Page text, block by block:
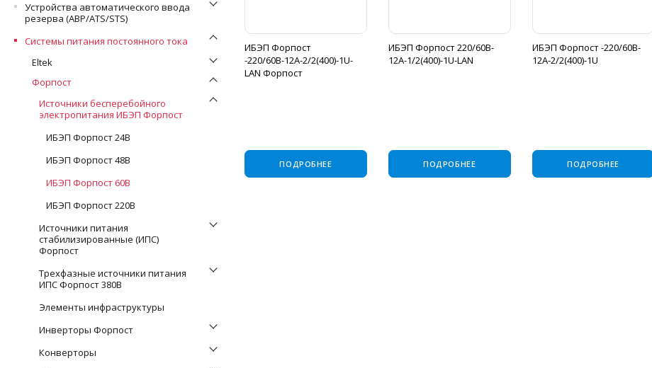
Устройства автоматического ввода
резерва (АВР/ATS/STS)
Системы питания постоянного тока
Eltek
Форпост
Источники бесперебойного
электропитания ИБЭП Форпост
ИБЭП Форпост 24В
ИБЭП Форпост 48В
ИБЭП Форпост 60В
ИБЭП Форпост 220В
Источники питания
стабилизированные (ИПС)
Форпост
Трехфазные источники питания
ИПС Форпост 380В
Элементы инфраструктуры
Инверторы Форпост
Конверторы
ИБЭП Форпост
-220/60В-12A-2/2(400)-1U-
LAN Форпост
ПОДРОБНЕЕ
ИБЭП Форпост 220/60B-
12A-1/2(400)-1U-LAN
ПОДРОБНЕЕ
ИБЭП Форпост -220/60B-
12A-2/2(400)-1U
ПОДРОБНЕЕ